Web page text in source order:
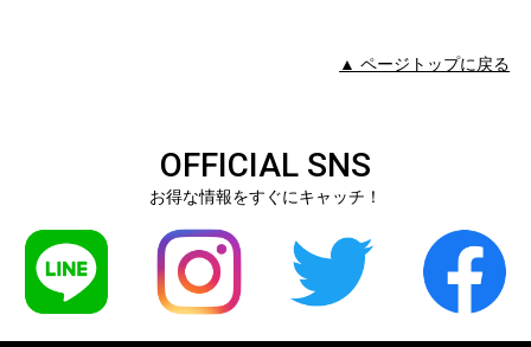
▲ ページトップに戻る
OFFICIAL SNS
お得な情報をすぐにキャッチ！